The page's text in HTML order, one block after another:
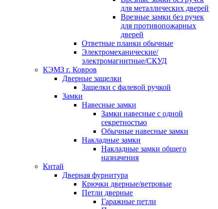
для металлических дверей
Врезные замки без ручек
для противопожарных
дверей
Ответные планки обычные
Электромеханические/
электромагнитные/СКУД
КЭМЗ г. Ковров
Дверные защелки
Защелки с фалевой ручкой
Замки
Навесные замки
Замки навесные с одной
секретностью
Обычные навесные замки
Накладные замки
Накладные замки общего
назначения
Китай
Дверная фурнитура
Крючки дверные/ветровые
Петли дверные
Гаражные петли